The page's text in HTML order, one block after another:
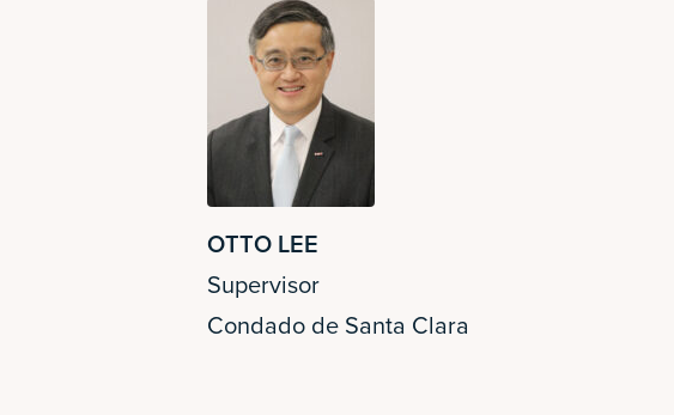
OTTO LEE
Supervisor
Condado de Santa Clara